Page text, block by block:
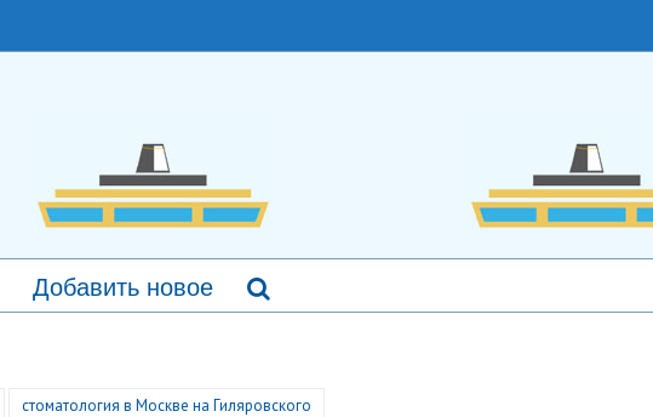
Добавить новое
стоматология в Москве на Гиляровского